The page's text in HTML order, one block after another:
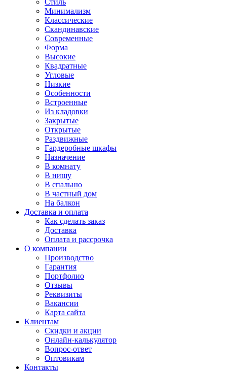
Стиль
Минимализм
Классические
Скандинавские
Современные
Форма
Высокие
Квадратные
Угловые
Низкие
Особенности
Встроенные
Из кладовки
Закрытые
Открытые
Раздвижные
Гардеробные шкафы
Назначение
В комнату
В нишу
В спальню
В частный дом
На балкон
Доставка и оплата
Как сделать заказ
Доставка
Оплата и рассрочка
О компании
Производство
Гарантия
Портфолио
Отзывы
Реквизиты
Вакансии
Карта сайта
Клиентам
Скидки и акции
Онлайн-калькулятор
Вопрос-ответ
Оптовикам
Контакты